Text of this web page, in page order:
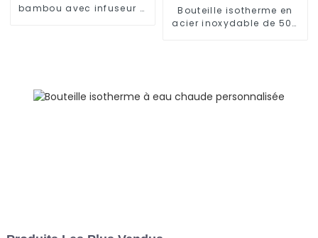
bambou avec infuseur à
Bouteille isotherme en
acier inoxydable de 500